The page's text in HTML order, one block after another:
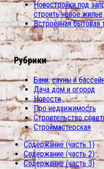
Новостройки под
строить новое жилье
Встроенная бытовая
Рубрики
Бани, сауны и
Дача дом и огород
Новости
Про недвижимость
Строительство
Строймастерская
Содержание (часть 1)
Содержание (часть 2)
Содержание (часть 3)